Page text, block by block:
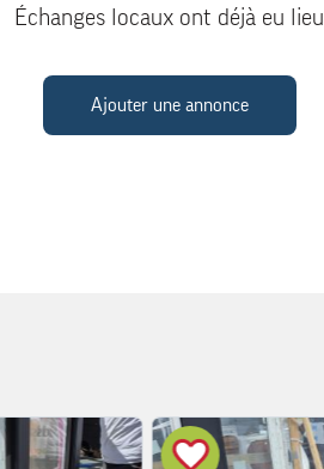
Échanges locaux ont déjà eu lieu
Ajouter une annonce